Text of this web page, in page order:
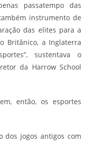
passatempo das
instrumento de
das elites para a
Britânico, a Inglaterra
sustentava o
da Harrow School
então, os esportes
dos jogos antigos com